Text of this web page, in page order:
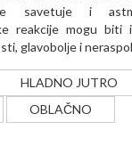
savetuje i
reakcije mogu biti
glavobolјe i
HLADNO JUTRO
OBLAČNO